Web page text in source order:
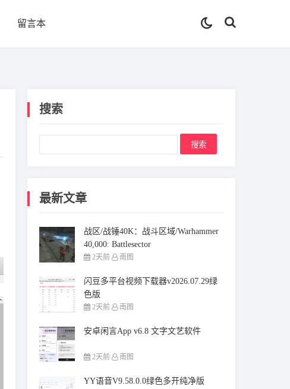
留言本
搜索
最新文章
战区/战锤40K：战斗区域/Warhammer
40,000: Battlesector
2天前 南图
闪豆多平台视频下载器v2026.07.29绿
色版
2天前 南图
安卓闲言App v6.8 文字文艺软件
2天前 南图
YY语音V9.58.0.0绿色多开纯净版